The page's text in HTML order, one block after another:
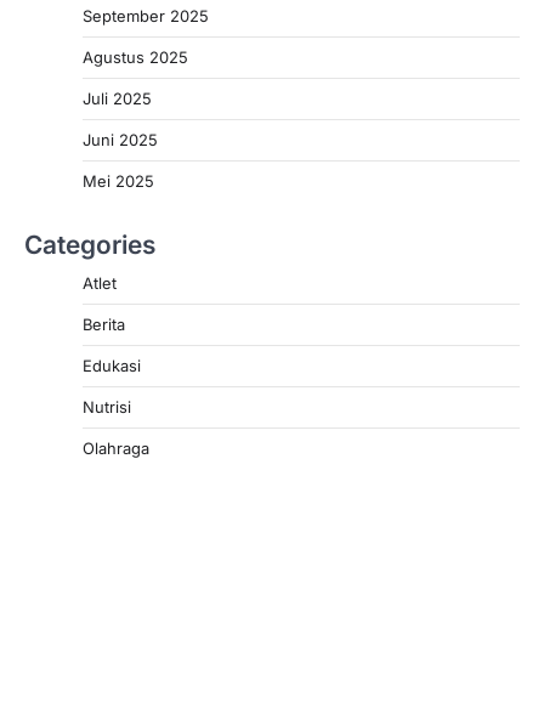
September 2025
Agustus 2025
Juli 2025
Juni 2025
Mei 2025
Categories
Atlet
Berita
Edukasi
Nutrisi
Olahraga